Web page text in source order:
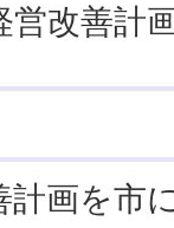
改善計
画を市